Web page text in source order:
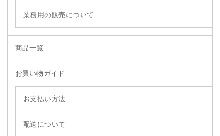
業務用の販売について
商品一覧
お買い物ガイド
お支払い方法
配送について